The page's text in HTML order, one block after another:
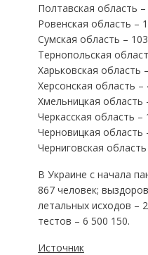
Полтавская область –
Ровенская область –
Сумская область –
Тернопольская
Харьковская область
Херсонская область –
Хмельницкая область
Черкасская область –
Черновицкая область
Черниговская
В Украине с начала
867 человек;
летальных исходов –
тестов – 6 500 150.
Источник